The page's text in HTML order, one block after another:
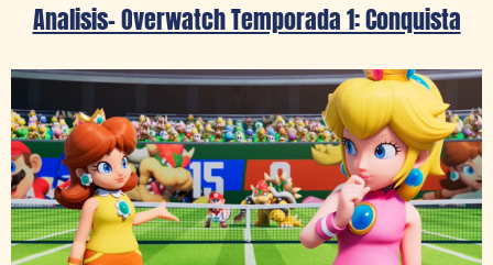
Analisis- Overwatch Temporada 1: Conquista